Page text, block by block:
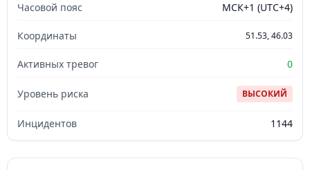
Часовой пояс МСК+1 (UTC+4)
Координаты 51.53, 46.03
Активных тревог 0
Уровень риска ВЫСОКИЙ
Инцидентов 1144